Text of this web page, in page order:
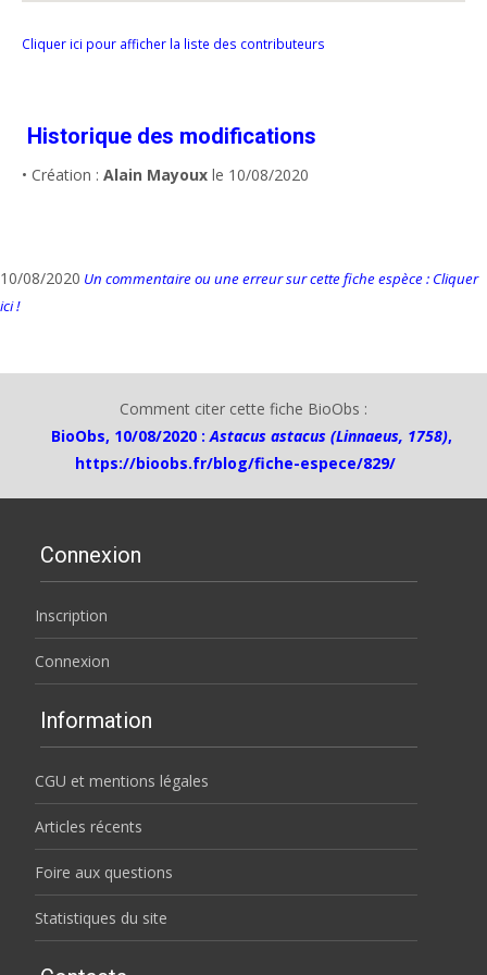
Cliquer ici pour afficher la liste des contributeurs
Historique des modifications
• Création : Alain Mayoux le 10/08/2020
10/08/2020 Un commentaire ou une erreur sur cette fiche espèce : Cliquer
ici !
Comment citer cette fiche BioObs :
BioObs, 10/08/2020 :Astacus astacus (Linnaeus, 1758),
https://bioobs.fr/blog/fiche-espece/829/
Connexion
Inscription
Connexion
Information
CGU et mentions légales
Articles récents
Foire aux questions
Statistiques du site